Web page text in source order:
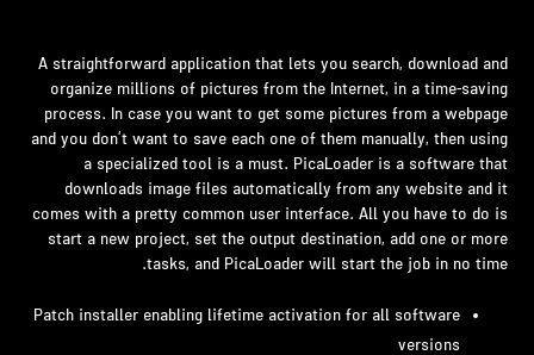
A straightforward application that lets you search, download and
organize millions of pictures from the Internet, in a time-saving
process. In case you want to get some pictures from a webpage
and you don’t want to save each one of them manually, then using
a specialized tool is a must. PicaLoader is a software that
downloads image files automatically from any website and it
comes with a pretty common user interface. All you have to do is
start a new project, set the output destination, add one or more
tasks, and PicaLoader will start the job in no time.
Patch installer enabling lifetime activation for all software
versions